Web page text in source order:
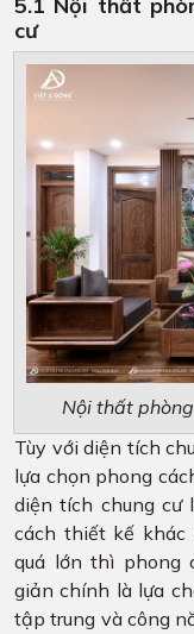
cư
Nội thất
Tùy với diện tích
lựa chọn phong
diện tích chung cư
cách thiết kế khác
quá lớn thì phong
giản chính là lựa
tập trung và công